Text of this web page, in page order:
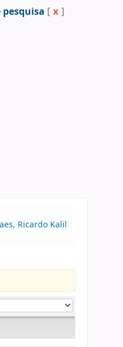
[ x ]
Ricardo Kalil